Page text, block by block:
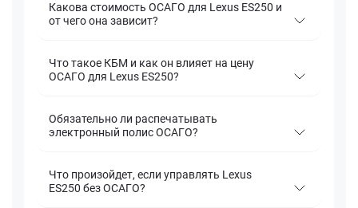
Какова стоимость ОСАГО для Lexus ES250 и
от чего она зависит?
Что такое КБМ и как он влияет на цену
ОСАГО для Lexus ES250?
Обязательно ли распечатывать
электронный полис ОСАГО?
Что произойдет, если управлять Lexus
ES250 без ОСАГО?